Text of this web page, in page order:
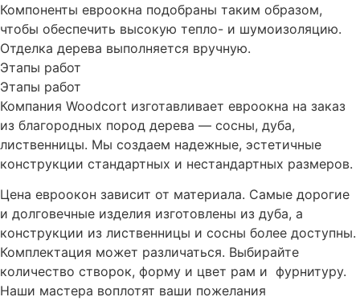
Компоненты евроокна подобраны таким образом,
чтобы обеспечить высокую тепло- и шумоизоляцию.
Отделка дерева выполняется вручную.
Этапы работ
Этапы работ
Компания Woodcort изготавливает евроокна на заказ
из благородных пород дерева — сосны, дуба,
лиственницы. Мы создаем надежные, эстетичные
конструкции стандартных и нестандартных размеров.
Цена евроокон зависит от материала. Самые дорогие
и долговечные изделия изготовлены из дуба, а
конструкции из лиственницы и сосны более доступны.
Комплектация может различаться. Выбирайте
количество створок, форму и цвет рам и фурнитуру.
Наши мастера воплотят ваши пожелания